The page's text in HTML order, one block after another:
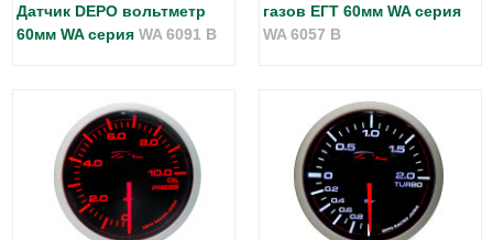
Датчик DEPO вольтметр
60мм WA серия WA 6091 B
газов ЕГТ 60мм WA серия
WA 6057 B